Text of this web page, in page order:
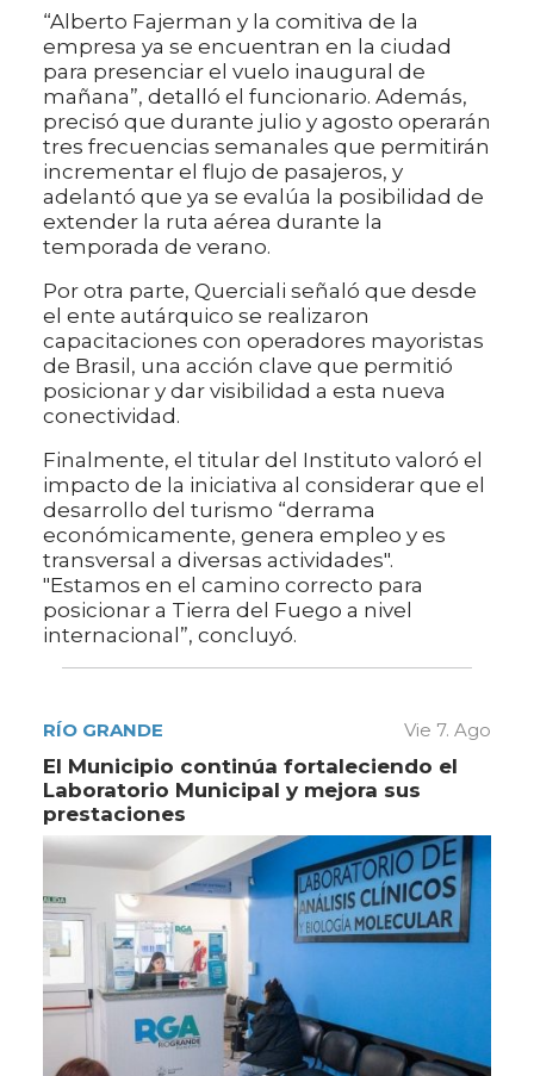
“Alberto Fajerman y la comitiva de la
empresa ya se encuentran en la ciudad
para presenciar el vuelo inaugural de
mañana”, detalló el funcionario. Además,
precisó que durante julio y agosto operarán
tres frecuencias semanales que permitirán
incrementar el flujo de pasajeros, y
adelantó que ya se evalúa la posibilidad de
extender la ruta aérea durante la
temporada de verano.
Por otra parte, Querciali señaló que desde
el ente autárquico se realizaron
capacitaciones con operadores mayoristas
de Brasil, una acción clave que permitió
posicionar y dar visibilidad a esta nueva
conectividad.
Finalmente, el titular del Instituto valoró el
impacto de la iniciativa al considerar que el
desarrollo del turismo “derrama
económicamente, genera empleo y es
transversal a diversas actividades".
"Estamos en el camino correcto para
posicionar a Tierra del Fuego a nivel
internacional”, concluyó.
RÍO GRANDE Vie 7. Ago
El Municipio continúa fortaleciendo el
Laboratorio Municipal y mejora sus
prestaciones